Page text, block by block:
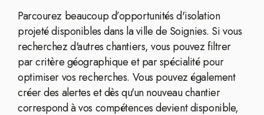
Parcourez beaucoup d’opportunités d'isolation
projeté disponibles dans la ville de Soignies. Si vous
recherchez d'autres chantiers, vous pouvez filtrer
par critère géographique et par spécialité pour
optimiser vos recherches. Vous pouvez également
créer des alertes et dès qu'un nouveau chantier
correspond à vos compétences devient disponible,